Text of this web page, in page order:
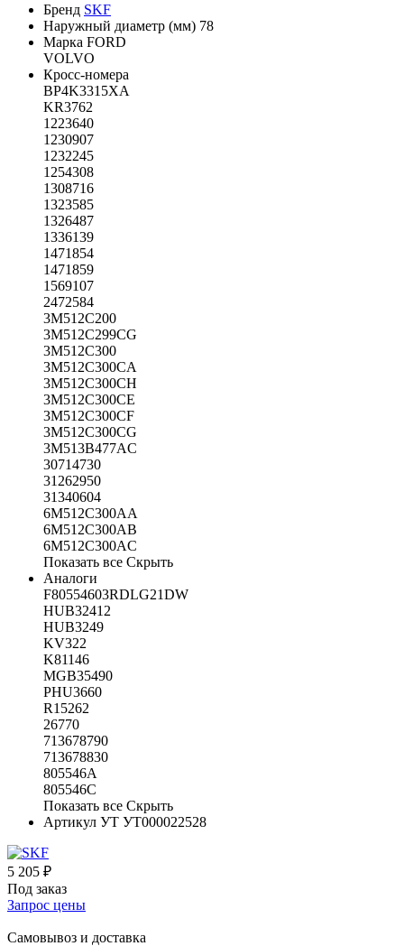
Бренд SKF
Наружный диаметр (мм) 78
Марка FORD
VOLVO
Кросс-номера
BP4K3315XA
KR3762
1223640
1230907
1232245
1254308
1308716
1323585
1326487
1336139
1471854
1471859
1569107
2472584
3M512C200
3M512C299CG
3M512C300
3M512C300CA
3M512C300CH
3M512C300CE
3M512C300CF
3M512C300CG
3M513B477AC
30714730
31262950
31340604
6M512C300AA
6M512C300AB
6M512C300AC
Показать все Скрыть
Аналоги
F80554603RDLG21DW
HUB32412
HUB3249
KV322
K81146
MGB35490
PHU3660
R15262
26770
713678790
713678830
805546A
805546C
Показать все Скрыть
Артикул УТ УТ000022528
5 205 ₽
Под заказ
Запрос цены
Самовывоз и доставка